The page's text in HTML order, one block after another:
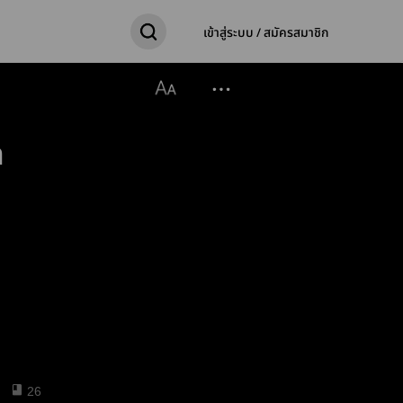
เข้าสู่ระบบ / สมัครสมาชิก
26